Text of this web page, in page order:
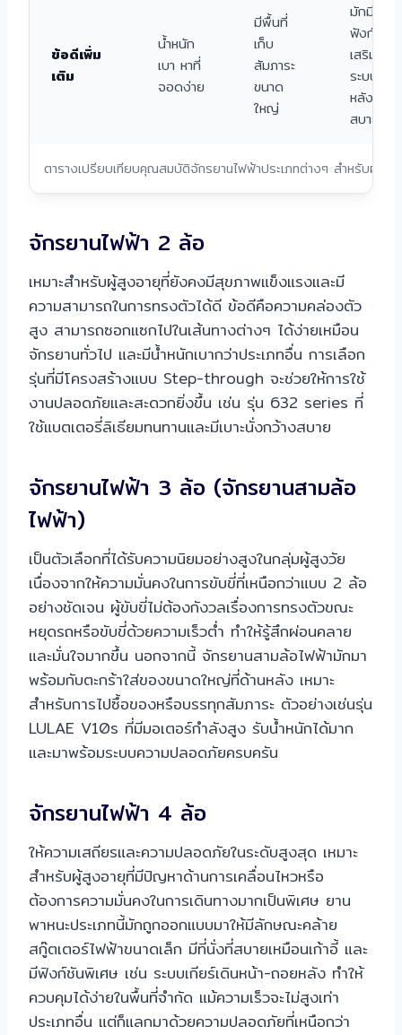
ตารางเปรียบเทียบคุณสมบัติจักรยานไฟฟ้าประเภทต่างๆ สำหรับผู้สูง
ข้อดีเพิ่ม
เติม
น้ำหนัก
เบา หาที่
จอดง่าย
มีพื้นที่
เก็บ
สัมภาระ
ขนาด
ใหญ่
มักมี
ฟังก์ชัน
เสริม เช่น
ระบบถอย
หลัง ที่นั่ง
สบาย
จักรยานไฟฟ้า 2 ล้อ
เหมาะสำหรับผู้สูงอายุที่ยังคงมีสุขภาพแข็งแรงและมี
ความสามารถในการทรงตัวได้ดี ข้อดีคือความคล่องตัว
สูง สามารถซอกแซกไปในเส้นทางต่างๆ ได้ง่ายเหมือน
จักรยานทั่วไป และมีน้ำหนักเบากว่าประเภทอื่น การเลือก
รุ่นที่มีโครงสร้างแบบ Step-through จะช่วยให้การใช้
งานปลอดภัยและสะดวกยิ่งขึ้น เช่น รุ่น 632 series ที่
ใช้แบตเตอรี่ลิเธียมทนทานและมีเบาะนั่งกว้างสบาย
จักรยานไฟฟ้า 3 ล้อ (จักรยานสามล้อ
ไฟฟ้า)
เป็นตัวเลือกที่ได้รับความนิยมอย่างสูงในกลุ่มผู้สูงวัย
เนื่องจากให้ความมั่นคงในการขับขี่ที่เหนือกว่าแบบ 2 ล้อ
อย่างชัดเจน ผู้ขับขี่ไม่ต้องกังวลเรื่องการทรงตัวขณะ
หยุดรถหรือขับขี่ด้วยความเร็วต่ำ ทำให้รู้สึกผ่อนคลาย
และมั่นใจมากขึ้น นอกจากนี้ จักรยานสามล้อไฟฟ้ามักมา
พร้อมกับตะกร้าใส่ของขนาดใหญ่ที่ด้านหลัง เหมาะ
สำหรับการไปซื้อของหรือบรรทุกสัมภาระ ตัวอย่างเช่นรุ่น
LULAE V10s ที่มีมอเตอร์กำลังสูง รับน้ำหนักได้มาก
และมาพร้อมระบบความปลอดภัยครบครัน
จักรยานไฟฟ้า 4 ล้อ
ให้ความเสถียรและความปลอดภัยในระดับสูงสุด เหมาะ
สำหรับผู้สูงอายุที่มีปัญหาด้านการเคลื่อนไหวหรือ
ต้องการความมั่นคงในการเดินทางมากเป็นพิเศษ ยาน
พาหนะประเภทนี้มักถูกออกแบบมาให้มีลักษณะคล้าย
สกู๊ตเตอร์ไฟฟ้าขนาดเล็ก มีที่นั่งที่สบายเหมือนเก้าอี้ และ
มีฟังก์ชันพิเศษ เช่น ระบบเกียร์เดินหน้า-ถอยหลัง ทำให้
ควบคุมได้ง่ายในพื้นที่จำกัด แม้ความเร็วจะไม่สูงเท่า
ประเภทอื่น แต่ก็แลกมาด้วยความปลอดภัยที่เหนือกว่า